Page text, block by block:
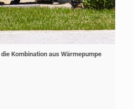
Kombination aus Wärmepumpe